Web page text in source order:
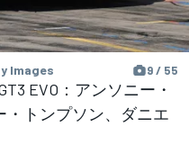
Images 9 / 55
EVO：アンソニー・
トンプソン、ダニエ